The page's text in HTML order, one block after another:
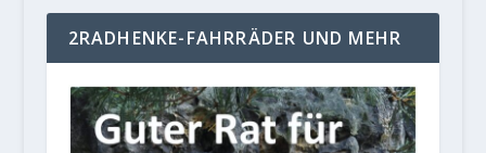
2RADHENKE-FAHRRÄDER UND MEHR